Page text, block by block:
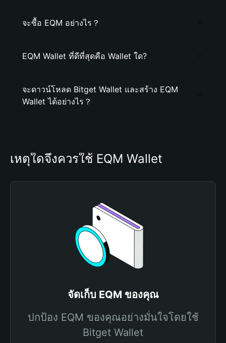
จะซื้อ EQM อย่างไร？
EQM Wallet ที่ดีที่สุดคือ Wallet ใด?
จะดาวน์โหลด Bitget Wallet และสร้าง EQM
Wallet ได้อย่างไร？
เหตุใดจึงควรใช้ EQM Wallet
จัดเก็บ EQM ของคุณ
ปกป้อง EQM ของคุณอย่างมั่นใจโดยใช้
Bitget Wallet